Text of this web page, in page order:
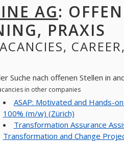
AG:
PRAXIS
Suche nach offenen Stellen in
in other companies
ASAP: Motivated and Hands-
100% (m/w) (Zürich)
Transformation Assurance
Transformation and Change